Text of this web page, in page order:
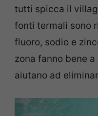
tutti spicca il
fonti termali sono
fluoro, sodio e
zona fanno bene
aiutano ad